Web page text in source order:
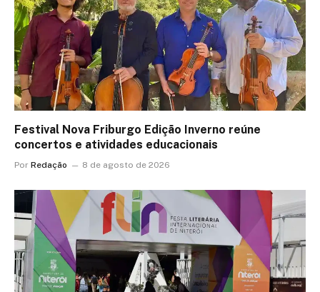
Festival Nova Friburgo Edição Inverno reúne
concertos e atividades educacionais
Por Redação 8 de agosto de 2026